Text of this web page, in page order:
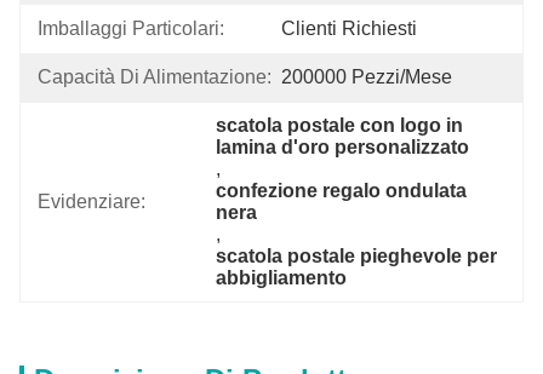
Imballaggi Particolari: Clienti Richiesti
Capacità Di Alimentazione: 200000 Pezzi/mese
Evidenziare:
scatola postale con logo in
lamina d'oro personalizzato
,
confezione regalo ondulata
nera
,
scatola postale pieghevole per
abbigliamento